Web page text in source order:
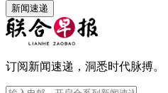
新闻速递
订阅新闻速递，洞悉时代脉搏。